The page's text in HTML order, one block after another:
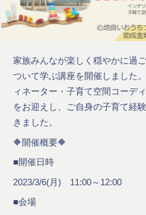
家族みんなが楽しく穏やかに過
ついて学ぶ講座を開催しました
ィネーター・子育て空間コーデ
をお迎えし、ご自身の子育て経
きました。
🔶開催概要🔶
■開催日時
2023/3/6(月) 11:00～12:00
■会場